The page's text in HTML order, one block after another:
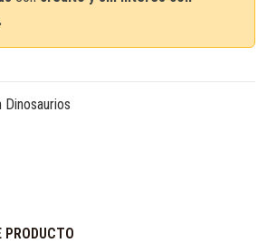
Dinosaurios
PRODUCTO